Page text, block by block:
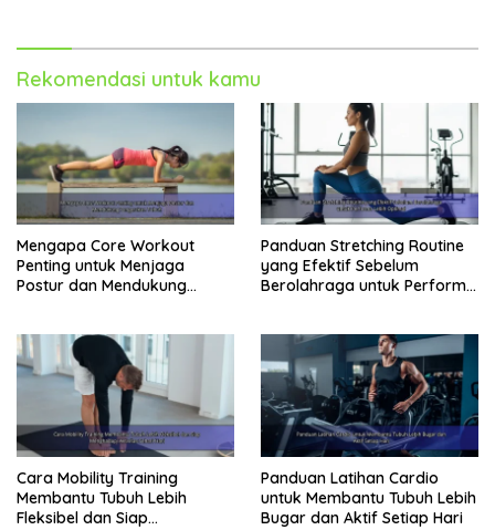
Rekomendasi untuk kamu
Mengapa Core Workout
Penting untuk Menjaga
Postur dan Mendukung
Panduan Stretching Routine
yang Efektif Sebelum
Berolahraga untuk Performa
Cara Mobility Training
Membantu Tubuh Lebih
Fleksibel dan Siap
Panduan Latihan Cardio
untuk Membantu Tubuh Lebih
Bugar dan Aktif Setiap Hari